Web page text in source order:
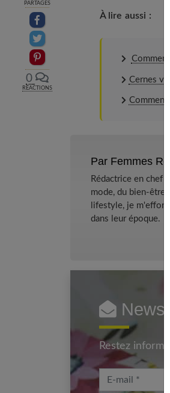
PARTAGES
Partager sur facebook
Partager sur Twitter
Epingler sur Pinterest
0
RÉACTIONS
À lire aussi :
Cernes
Comment
Par Femmes
Rédactrice en chef
mode, du bien-être
lifestyle, je
dans leur époque.
Restez
E-mail